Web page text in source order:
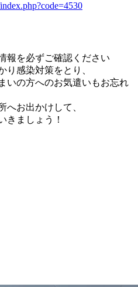
報を必ずご確認ください
り感染対策をとり、
いの方へのお気遣いもお忘れ
へお出かけして、
きましょう！